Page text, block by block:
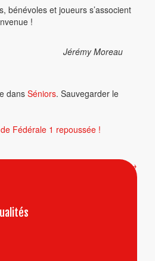
bénévoles et joueurs s’associent
!
Lamotte
Moreau
dans Séniors. Sauvegarder le
Fédérale 1 repoussée !
Le calendrier est sorti !→